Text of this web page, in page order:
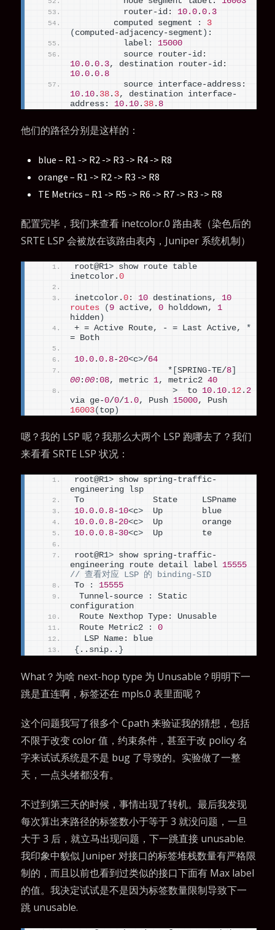
          router-id:
10.0 .0.3
        computed segment
:
3
( computed-adjacency-segment ) :
          label:
15000
10.0 .0.3
10.0 .0.8
10.10 . 38 . 3, destination interface-
address: 10.10 . 38 . 8
他们的路径分别是这样的：
blue – R1 -> R2 -> R3 -> R4 -> R8
orange – R1 -> R2 -> R3 -> R8
TE Metrics – R1 -> R5 -> R6 -> R7 -> R3 -> R8
配置完毕，我们来查看 inetcolor.0 路由表（染色后的
SRTE LSP 会被放在该路由表内，Juniper 系统机制）
root@R1> show route table
inetcolor.0
inetcolor.0 : 10 destinations, 10
routes
( 9 active, 0 holddown, 1
hidden )
+ = Active Route, - = Last Active, *
= Both
10.0 .0.8-20<c>/64
                   *
[SPRING-TE/8
00 :00 :08, metric 1, metric2 40
>
  to
10.10 . 12 . 2
via ge-0/0/1.0, Push 15000
16003( top )
嗯？我的 LSP 呢？我那么大两个 LSP 跑哪去了？我们
来看看 SRTE LSP 状况：
root@R1> show spring-traffic-
engineering lsp
To              State     LSPname
10.0 .0.8-10<c>
  Up        blue
10.0 .0.8-20<c>
  Up        orange
10.0 .0.8-30<c>
  Up        te
root@R1> show spring-traffic-
engineering route detail label 15555
// 查看对应 LSP 的 binding-SID
To
:
15555
Tunnel-source
:
Static
configuration
Route Nexthop Type: Unusable
Route Metric2
:
0
  LSP Name: blue
{ ..snip.. }
What？为啥 next-hop type 为 Unusable？明明下一
跳是直连啊，标签还在 mpls.0 表里面呢？
这个问题我写了很多个 Cpath 来验证我的猜想，包括
不限于改变 color 值，约束条件，甚至于改 policy 名
字来试试系统是不是 bug 了导致的。实验做了一整
天，一点头绪都没有。
不过到第三天的时候，事情出现了转机。最后我发现
每次算出来路径的标签数小于等于 3 就没问题，一旦
大于 3 后，就立马出现问题，下一跳直接 unusable.
我印象中貌似 Juniper 对接口的标签堆栈数量有严格限
制的，而且以前也看到过类似的接口下面有 Max label
的值。我决定试试是不是因为标签数量限制导致下一
跳 unusable.